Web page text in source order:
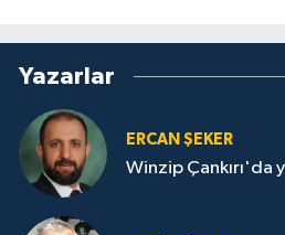
Yazarlar
ERCAN ŞEKER
Winzip Çankırı'da